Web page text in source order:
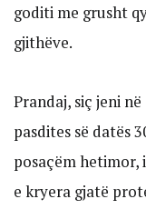
goditi me grusht
gjithëve.
Prandaj, siç jeni
pasdites së datës
posaçëm
e kryera gjatë